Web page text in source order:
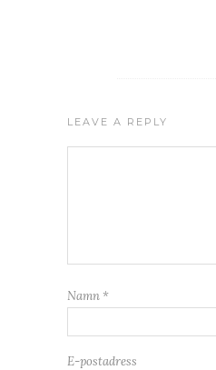
LEAVE A REPLY
Namn *
E-postadress